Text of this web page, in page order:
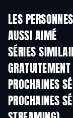
LES
AUSSI AIMÉ
SÉRIES
GRATUITEMENTSérie
PROCHAINES
PROCHAINES